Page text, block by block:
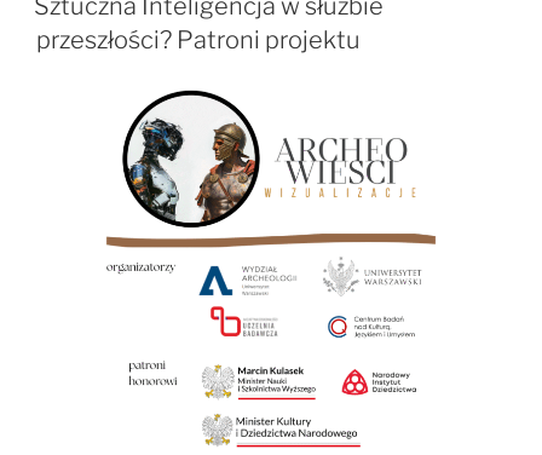
Twoje
znaczenie!”
Sztuczna Inteligencja w służbie
przeszłości? Patroni projektu